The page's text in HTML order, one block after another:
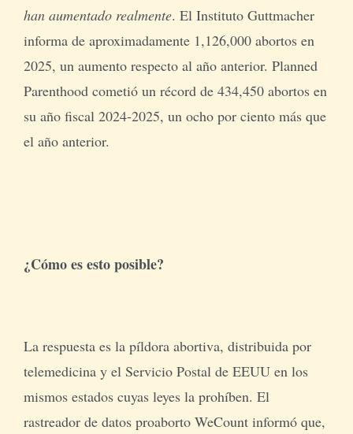
han aumentado realmente. El Instituto Guttmacher
informa de aproximadamente 1,126,000 abortos en
2025, un aumento respecto al año anterior. Planned
Parenthood cometió un récord de 434,450 abortos en
su año fiscal 2024-2025, un ocho por ciento más que
el año anterior.
¿Cómo es esto posible?
La respuesta es la píldora abortiva, distribuida por
telemedicina y el Servicio Postal de EEUU en los
mismos estados cuyas leyes la prohíben. El
rastreador de datos proaborto WeCount informó que,